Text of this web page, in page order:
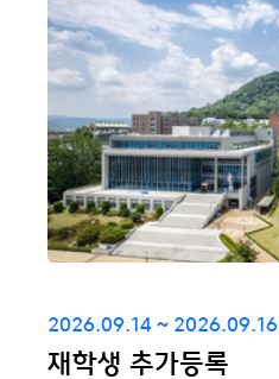
2026.09.14 ~ 2026.09.16
재학생 추가등록